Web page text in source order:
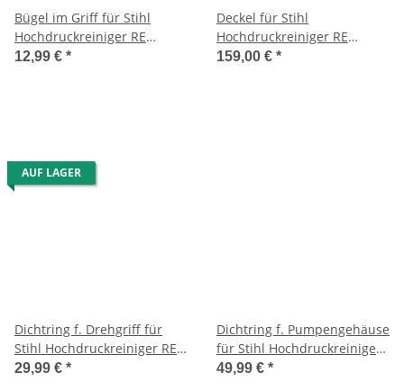
Bügel im Griff für Stihl
Hochdruckreiniger RE
118/128
12,99 € *
Deckel für Stihl
Hochdruckreiniger RE
108/118/128
159,00 € *
AUF LAGER
Dichtring f. Drehgriff für
Stihl Hochdruckreiniger RE
118/128
29,99 € *
Dichtring f. Pumpengehäuse
für Stihl Hochdruckreiniger
RE 118/128
49,99 € *